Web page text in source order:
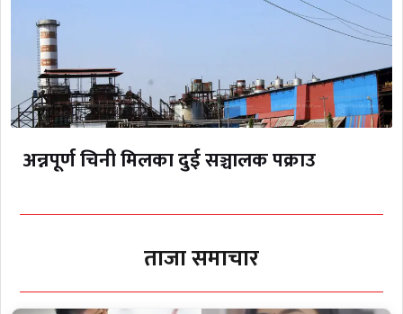
अन्नपूर्ण चिनी मिलका दुई सञ्चालक पक्राउ
ताजा समाचार